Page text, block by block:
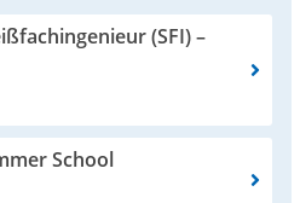
(SFI) –
School